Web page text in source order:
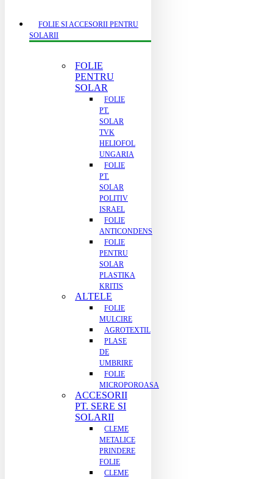
FOLIE SI ACCESORII PENTRU
SOLARII
FOLIE
PENTRU
SOLAR
FOLIE
PT.
SOLAR
TVK
HELIOFOL
UNGARIA
FOLIE
PT.
SOLAR
POLITIV
ISRAEL
FOLIE
ANTICONDENS
FOLIE
PENTRU
SOLAR
PLASTIKA
KRITIS
ALTELE
FOLIE
MULCIRE
AGROTEXTIL
PLASE
DE
UMBRIRE
FOLIE
MICROPOROASA
ACCESORII
PT. SERE SI
SOLARII
CLEME
METALICE
PRINDERE
FOLIE
CLEME